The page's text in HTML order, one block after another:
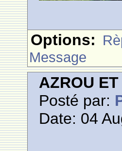
Options:
Message
AZROU
Posté par:
Date: 04